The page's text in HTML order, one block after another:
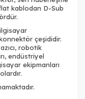
kablodan D-Sub
çeşididir.
robotik
endüstriyel
ekipmanları